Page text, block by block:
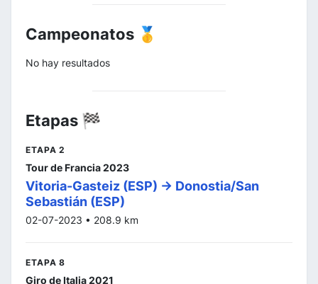
Campeonatos 🥇
No hay resultados
Etapas 🏁
ETAPA 2
Tour de Francia 2023
Vitoria-Gasteiz (ESP) -> Donostia/San
Sebastián (ESP)
02-07-2023 • 208.9 km
ETAPA 8
Giro de Italia 2021